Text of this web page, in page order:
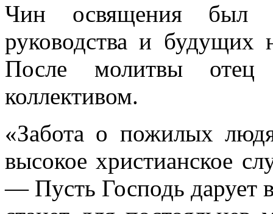
Чин освящения был
руководства и будущих
После молитвы
коллективом.
«Забота о пожилых
высокое христианское
— Пусть Господь дарует